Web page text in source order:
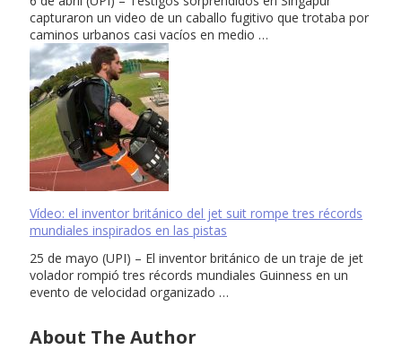
capturaron un video de un caballo fugitivo que trotaba por
caminos urbanos casi vacíos en medio …
Vídeo: el inventor británico del jet suit rompe tres récords
mundiales inspirados en las pistas
25 de mayo (UPI) – El inventor británico de un traje de jet
volador rompió tres récords mundiales Guinness en un
evento de velocidad organizado …
About The Author